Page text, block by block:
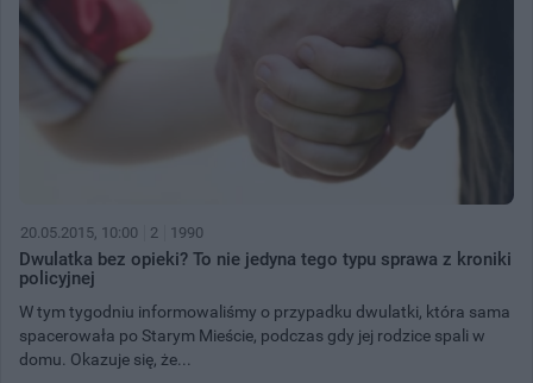
20.05.2015, 10:00 2 1990
Dwulatka bez opieki? To nie jedyna tego typu sprawa z kroniki
policyjnej
W tym tygodniu informowaliśmy o przypadku dwulatki, która sama
spacerowała po Starym Mieście, podczas gdy jej rodzice spali w
domu. Okazuje się, że...